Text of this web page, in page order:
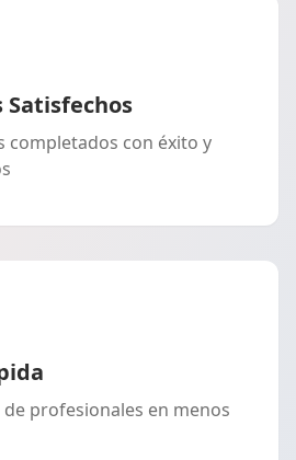
Satisfechos
completados con éxito y
de profesionales en menos